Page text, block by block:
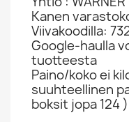
Kanen
Viivakoodilla:
Google-haulla
tuotteesta
Paino/koko ei
suuhteellinen
boksit jopa 124 )